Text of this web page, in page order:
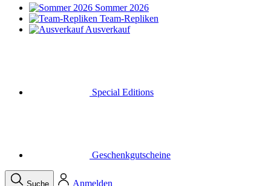
Sommer 2026
Team-Repliken
Ausverkauf
Ihr Warenkorb ist leer
Menü Schließen